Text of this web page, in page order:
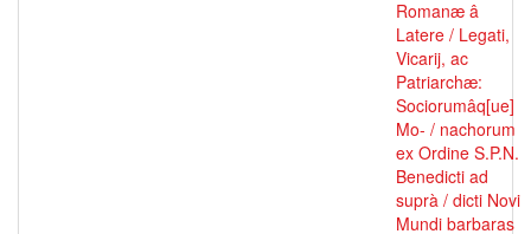
Romanæ â
Latere / Legati,
Vicarij, ac
Patriarchæ:
Sociorumâq[ue]
Mo- / nachorum
ex Ordine S.P.N.
Benedicti ad
suprà / dicti Novi
Mundi barbaras